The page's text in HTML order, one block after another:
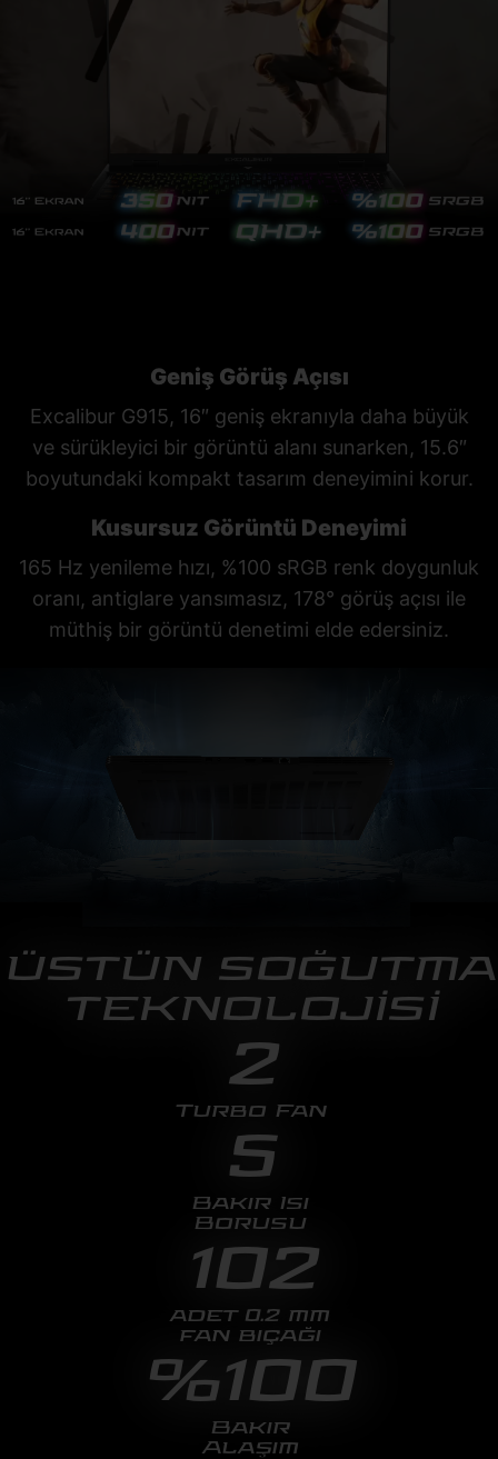
Geniş Görüş Açısı
Excalibur G915, 16″ geniş ekranıyla daha büyük
ve sürükleyici bir görüntü alanı sunarken, 15.6″
boyutundaki kompakt tasarım deneyimini korur.
Kusursuz Görüntü Deneyimi
165 Hz yenileme hızı, %100 sRGB renk doygunluk
oranı, antiglare yansımasız, 178° görüş açısı ile
müthiş bir görüntü denetimi elde edersiniz.
ÜSTÜN SOĞUTMA
TEKNOLOJİSİ
2
Turbo Fan
5
Bakır Isı
Borusu
102
adet 0.2 mm
fan bıçağı
%100
Bakır
Alaşım